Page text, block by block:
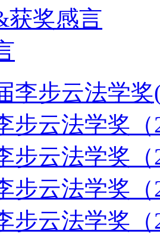
获奖感言
李步云法学奖
步云法学奖（
步云法学奖（
步云法学奖（
步云法学奖（